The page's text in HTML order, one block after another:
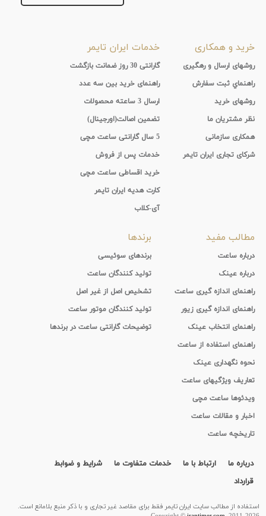
لنز
میزان
تیرگی
میزان
فریم
خرید و همکاری
روشهای ارسال و رهگیری
راهنماي ثبت سفارش
روشهای خرید
نظر مشتریان ما
همکاری سازمانی
شرکای تجاری ایران تایمر
خدمات ایران تایمر
گارانتی 30 روز ضمانت بازگشت
راهنمای خرید بین سه عدد
ارسال 3 ساعته محصولات
تضمین اصالت(اورجینال)
5 سال گارانتی ساعت مچی
خدمات پس از فروش
خرید اقساطی ساعت مچی
کارت هدیه ایران تایمر
آی-کلاب
مطالب مفید
درباره ساعت
درباره عینک
راهنمای اندازه گیری ساعت
راهنمای اندازه گیری زیور
راهنمای انتخاب عینک
راهنمای استفاده از ساعت
نحوه نگهداری عینک
تعاریف ویژگیهای ساعت
ویدئوها ساعت مچی
اخبار و مقالات ساعت
تاریخچه ساعت
برندها
برندهای سوئیسی
تولید کنندگان ساعت
تشخیص اصل از غیر اصل
تولید کنندگان موتور ساعت
توضیحات گارانتی ساعت در برندها
درباره ما ارتباط با ما خدمات متفاوت ما
شرایط و ضوابط
قرارداد
استفاده از مطالب سايت ایران تایمر فقط برای مقاصد غیر تجاری و با ذکر منبع بلامانع است.